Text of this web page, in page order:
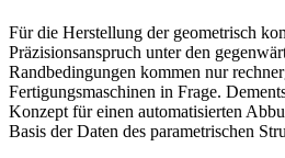
Für die Herstellung der geometrisch
Präzisionsanspruch unter den
Randbedingungen kommen nur
Fertigungsmaschinen in Frage.
Konzept für einen automatisierten
Basis der Daten des parametrischen